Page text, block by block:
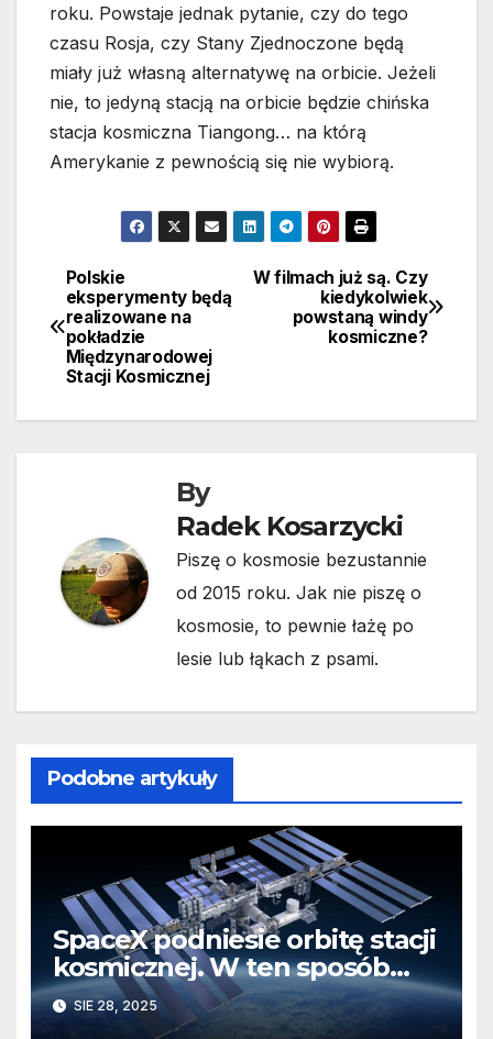
roku. Powstaje jednak pytanie, czy do tego
czasu Rosja, czy Stany Zjednoczone będą
miały już własną alternatywę na orbicie. Jeżeli
nie, to jedyną stacją na orbicie będzie chińska
stacja kosmiczna Tiangong… na którą
Amerykanie z pewnością się nie wybiorą.
Nawigacja
wpisu
W filmach już są. Czy
kiedykolwiek
powstaną windy
kosmiczne?
Polskie
eksperymenty będą
realizowane na
pokładzie
Międzynarodowej
Stacji Kosmicznej
By
Radek Kosarzycki
Piszę o kosmosie bezustannie
od 2015 roku. Jak nie piszę o
kosmosie, to pewnie łażę po
lesie lub łąkach z psami.
Podobne artykuły
SpaceX podniesie orbitę stacji
kosmicznej. W ten sposób
przetestuje system, który
zakończy projekt ISS
SIE 28, 2025